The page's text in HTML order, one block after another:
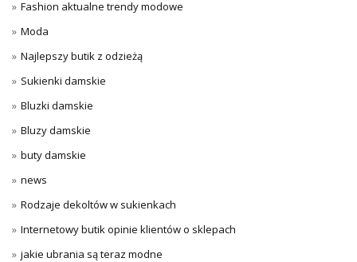
Fashion aktualne trendy modowe
Moda
Najlepszy butik z odzieżą
Sukienki damskie
Bluzki damskie
Bluzy damskie
buty damskie
news
Rodzaje dekoltów w sukienkach
Internetowy butik opinie klientów o sklepach
jakie ubrania są teraz modne